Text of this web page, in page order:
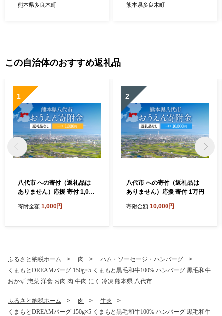
本 上質 肉 惣菜 冷凍 小分け
熊本県多良木町
黒毛 和牛 上質 はんばーぐ 惣
熊本県多良木町
この自治体のおすすめ返礼品
1
八代市 への寄付（返礼品は
ありません）応援 寄付 1,000
寄附金額 1,000円
2
八代市 への寄付（返礼品は
ありません）応援 寄付 1万円
寄附金額 10,000円
ふるさと納税ホーム 肉
ハム・ソーセージ・ハンバーグ
くまもとDREAMバーグ 150g×5 くまもと黒毛和牛100% ハンバーグ 黒毛和牛
おかず 惣菜 洋食 お肉 肉 牛肉 にく 冷凍 熊本県 八代市
ふるさと納税ホーム 肉
牛肉
くまもとDREAMバーグ 150g×5 くまもと黒毛和牛100% ハンバーグ 黒毛和牛